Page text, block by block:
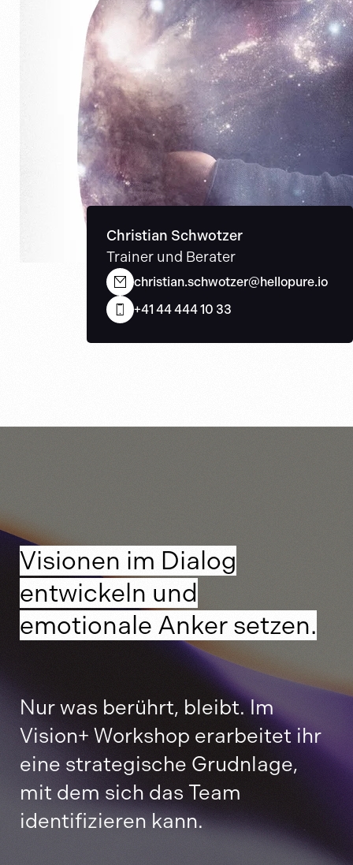
Christian Schwotzer
Trainer und Berater
christian.schwotzer@hellopure.io
+41 44 444 10 33
Visionen im Dialog
entwickeln und
emotionale Anker setzen.
Nur was berührt, bleibt. Im
Vision+ Workshop erarbeitet ihr
eine strategische Grudnlage,
mit dem sich das Team
identifizieren kann.